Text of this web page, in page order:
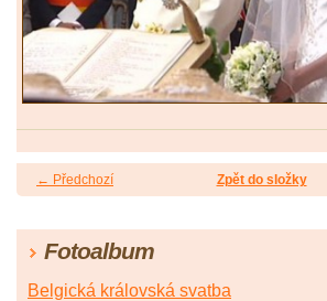
← Předchozí Zpět do složky
Fotoalbum
Belgická královská svatba